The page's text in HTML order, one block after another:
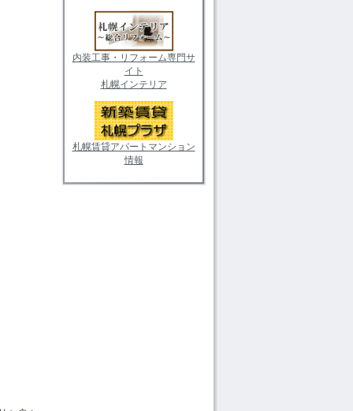
内装工事・リフォーム専門サ
イト
札幌インテリア
札幌賃貸アパートマンション
情報